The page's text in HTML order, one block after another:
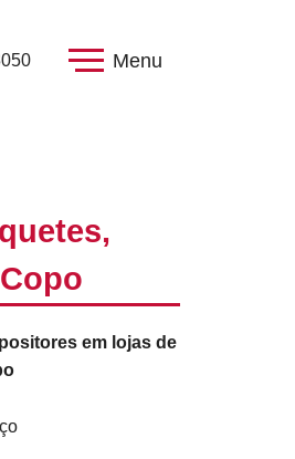
Menu
em lojas de